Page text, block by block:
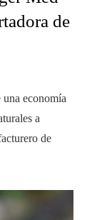
de
una economía
a
de